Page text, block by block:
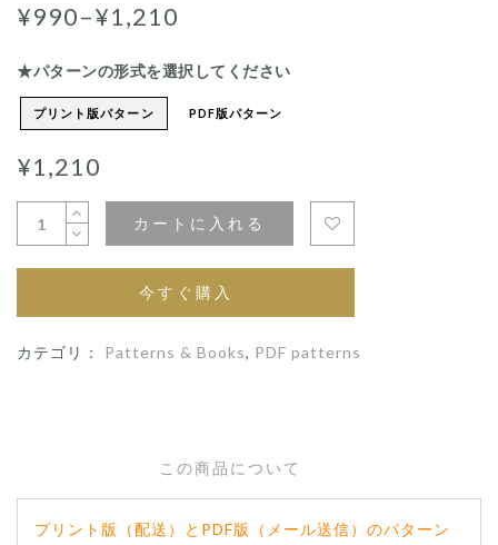
¥990–¥1,210
★パターンの形式を選択してください
プリント版パターン PDF版パターン
¥1,210
カートに入れる
今すぐ購入
カテゴリ： Patterns & Books, PDF patterns
この商品について
プリント版（配送）とPDF版（メール送信）のパターン